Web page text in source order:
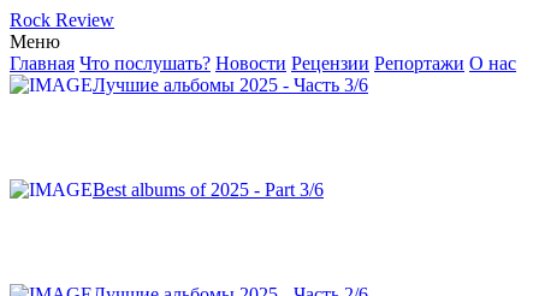
Rock Review
Меню
Главная Что послушать? Новости Рецензии Репортажи О нас
Лучшие альбомы 2025 - Часть 3/6
Best albums of 2025 - Part 3/6